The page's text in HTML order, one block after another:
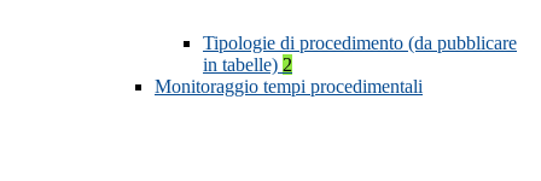
Tipologie di procedimento (da pubblicare
in tabelle) 2
Monitoraggio tempi procedimentali